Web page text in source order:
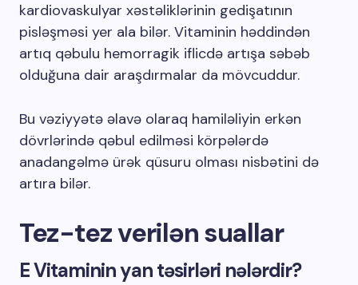
kardiovaskulyar xəstəliklərinin gedişatının
pisləşməsi yer ala bilər. Vitaminin həddindən
artıq qəbulu hemorragik iflicdə artışa səbəb
olduğuna dair araşdırmalar da mövcuddur.
Bu vəziyyətə əlavə olaraq hamiləliyin erkən
dövrlərində qəbul edilməsi körpələrdə
anadangəlmə ürək qüsuru olması nisbətini də
artıra bilər.
Tez-tez verilən suallar
E Vitaminin yan təsirləri nələrdir?